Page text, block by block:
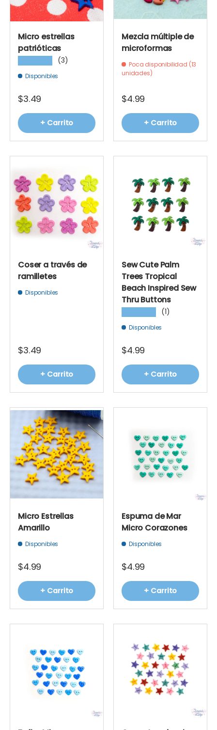
Micro estrellas
patrióticas
(3)
Disponibles
$3.49
+ Carrito
Mezcla múltiple de
microformas
Poca disponibilidad (13
unidades)
$4.99
+ Carrito
Coser a través de
ramilletes
Disponibles
$3.49
+ Carrito
Sew Cute Palm
Trees Tropical
Beach Inspired Sew
Thru Buttons
(1)
Disponibles
$4.99
+ Carrito
Micro Estrellas
Amarillo
Disponibles
$4.99
+ Carrito
Espuma de Mar
Micro Corazones
Disponibles
$4.99
+ Carrito